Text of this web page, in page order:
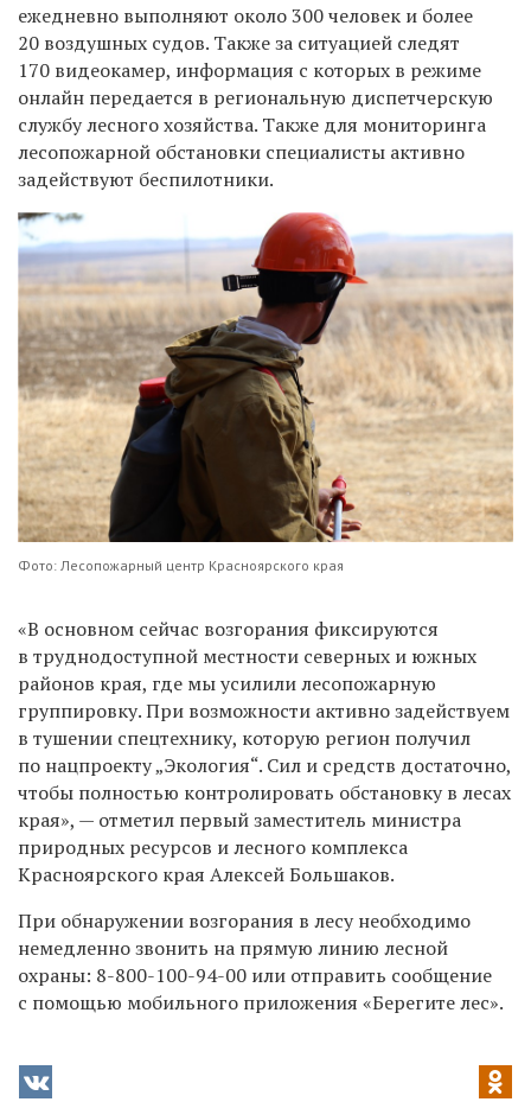
ежедневно выполняют около 300 человек и более
20 воздушных судов. Также за ситуацией следят
170 видеокамер, информация с которых в режиме
онлайн передается в региональную диспетчерскую
службу лесного хозяйства. Также для мониторинга
лесопожарной обстановки специалисты активно
задействуют беспилотники.
Фото: Лесопожарный центр Красноярского края
«В основном сейчас возгорания фиксируются
в труднодоступной местности северных и южных
районов края, где мы усилили лесопожарную
группировку. При возможности активно задействуем
в тушении спецтехнику, которую регион получил
по нацпроекту „Экология“. Сил и средств достаточно,
чтобы полностью контролировать обстановку в лесах
края», — отметил первый заместитель министра
природных ресурсов и лесного комплекса
Красноярского края Алексей Большаков.
При обнаружении возгорания в лесу необходимо
немедленно звонить на прямую линию лесной
охраны: 8-800-100-94-00 или отправить сообщение
с помощью мобильного приложения «Берегите лес».